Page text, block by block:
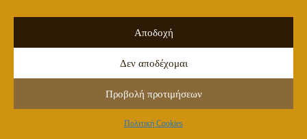
Αποδοχή
Δεν αποδέχομαι
Προβολή προτιμήσεων
Πολιτική Cookies